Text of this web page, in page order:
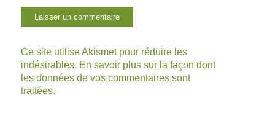
Ce site utilise Akismet pour réduire les
indésirables. En savoir plus sur la façon dont
les données de vos commentaires sont
traitées.